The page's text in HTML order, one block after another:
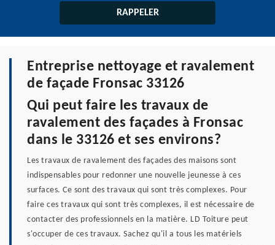
Entreprise nettoyage et ravalement
de façade Fronsac 33126
Qui peut faire les travaux de
ravalement des façades à Fronsac
dans le 33126 et ses environs?
Les travaux de ravalement des façades des maisons sont
indispensables pour redonner une nouvelle jeunesse à ces
surfaces. Ce sont des travaux qui sont très complexes. Pour
faire ces travaux qui sont très complexes, il est nécessaire de
contacter des professionnels en la matière. LD Toiture peut
s'occuper de ces travaux. Sachez qu'il a tous les matériels